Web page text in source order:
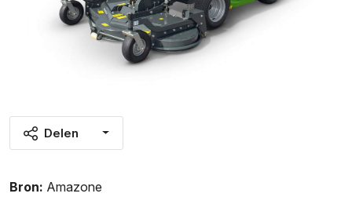
Delen
Bron: Amazone